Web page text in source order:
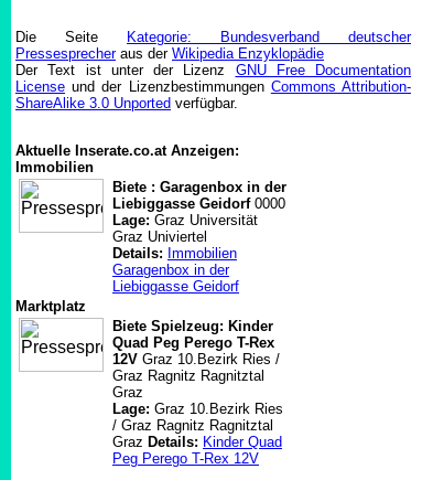
Die Seite
Kategorie: Bundesverband deutscher
Pressesprecheraus der Wikipedia Enzyklopädie
Der Text ist unter der Lizenz GNU Free Documentation
License und der Lizenzbestimmungen Commons Attribution-
ShareAlike 3.0 Unported verfügbar.
Aktuelle Inserate.co.at Anzeigen:
Immobilien
Biete : Garagenbox in der
Liebiggasse Geidorf 0000
Lage: Graz Universität
Graz Univiertel
Details: Immobilien
Garagenbox in der
Liebiggasse Geidorf
Marktplatz
Biete Spielzeug: Kinder
Quad Peg Perego T-Rex
12V Graz 10.Bezirk Ries /
Graz Ragnitz Ragnitztal
Graz
Lage: Graz 10.Bezirk Ries
/ Graz Ragnitz Ragnitztal
Graz Details: Kinder Quad
Peg Perego T-Rex 12V